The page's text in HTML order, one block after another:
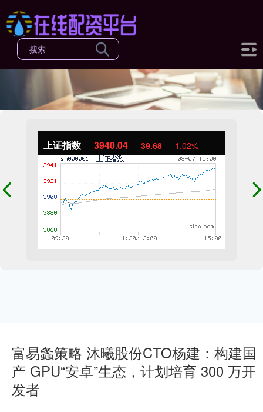
上证指数 3940.04 39.68 1.02%
富易螽策略 沐曦股份CTO杨建：构建国
产 GPU“安卓”生态，计划培育 300 万开
发者